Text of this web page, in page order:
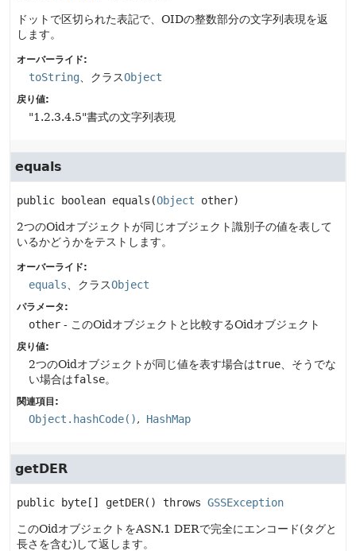
ドットで区切られた表記で、OIDの整数部分の文字列表現を返
します。
オーバーライド:
toString 、クラスObject
戻り値:
"1.2.3.4.5"書式の文字列表現
equals
public boolean equals (Object other)
2つのOidオブジェクトが同じオブジェクト識別子の値を表して
いるかどうかをテストします。
オーバーライド:
equals 、クラスObject
パラメータ:
other - このOidオブジェクトと比較するOidオブジェクト
戻り値:
2つのOidオブジェクトが同じ値を表す場合はtrue 、そうでな
い場合はfalse。
関連項目:
Object.hashCode() HashMap
getDER
public byte[] getDER() throws GSSException
このOidオブジェクトをASN.1 DERで完全にエンコード(タグと
長さを含む)して返します。